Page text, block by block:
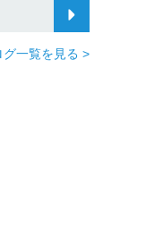
グ一覧を見る >